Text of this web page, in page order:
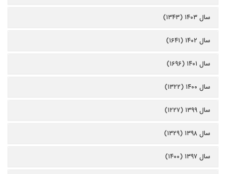
سال ۱۴۰۳ (۱۳۴۳)
سال ۱۴۰۲ (۱۶۴۱)
سال ۱۴۰۱ (۱۶۹۶)
سال ۱۴۰۰ (۱۳۲۲)
سال ۱۳۹۹ (۱۲۲۷)
سال ۱۳۹۸ (۱۳۲۹)
سال ۱۳۹۷ (۱۴۰۰)